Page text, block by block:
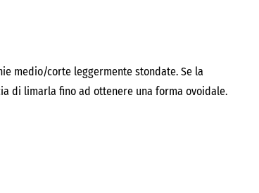
medio/corte leggermente stondate. Se la
di limarla fino ad ottenere una forma ovoidale.